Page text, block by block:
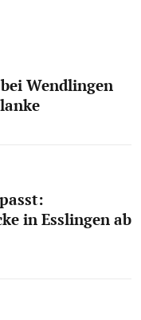
Wendlingen
in Esslingen ab